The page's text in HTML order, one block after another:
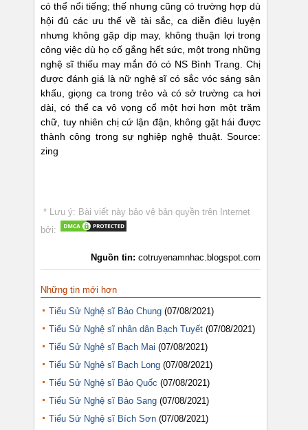
có thể nổi tiếng; thế nhưng cũng có trường hợp dù
hội đủ các ưu thế về tài sắc, ca diễn điêu luyện
nhưng không gặp dịp may, không thuận lợi trong
công việc dù họ cố gắng hết sức, một trong những
nghệ sĩ thiếu may mắn đó có NS Bình Trang. Chị
được đánh giá là nữ nghệ sĩ có sắc vóc sáng sân
khấu, giọng ca trong trẻo và có sở trường ca hơi
dài, có thể ca vô vọng cổ một hơi hơn một trăm
chữ, tuy nhiên chị cứ lận đận, không gặt hái được
thành công trong sự nghiệp nghệ thuật. Source:
zing
* Lưu ý: Bài viết này bảo vệ bản quyền trên Internet
bởi:
Nguồn tin: cotruyenamnhac.blogspot.com
Những tin mới hơn
Tiểu Sử Nghệ sĩ Bảo Chung (07/08/2021)
Tiểu Sử Nghệ sĩ nhân dân Bạch Tuyết (07/08/2021)
Tiểu Sử Nghệ sĩ Bạch Mai (07/08/2021)
Tiểu Sử Nghệ sĩ Bạch Long (07/08/2021)
Tiểu Sử Nghệ sĩ Bảo Quốc (07/08/2021)
Tiểu Sử Nghệ sĩ Bảo Sang (07/08/2021)
Tiểu Sử Nghệ sĩ Bích Sơn (07/08/2021)